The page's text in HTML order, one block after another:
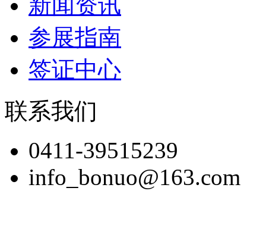
新闻资讯
参展指南
签证中心
联系我们
0411-39515239
info_bonuo@163.com